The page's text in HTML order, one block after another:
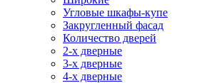
Угловые шкафы-купе
Закругленный фасад
Количество дверей
2-х дверные
3-х дверные
4-х дверные